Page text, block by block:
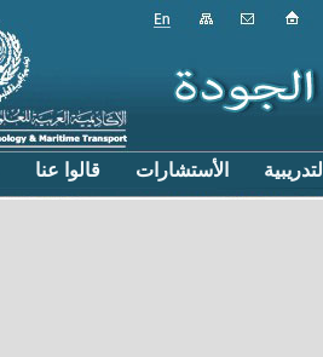
الأستشارات قالوا عنا